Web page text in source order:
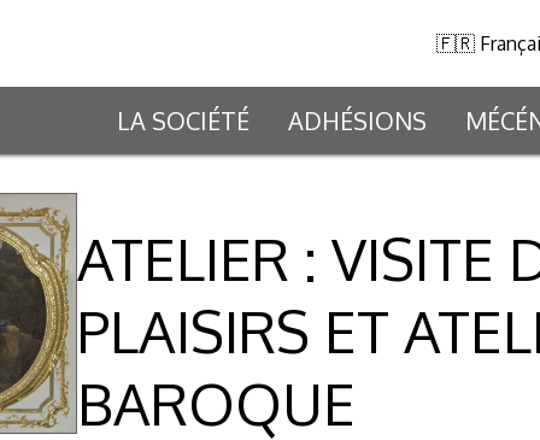
LA SOCIÉTÉ ADHÉSIONS
ATELIER : VISITE
PLAISIRS ET
BAROQUE